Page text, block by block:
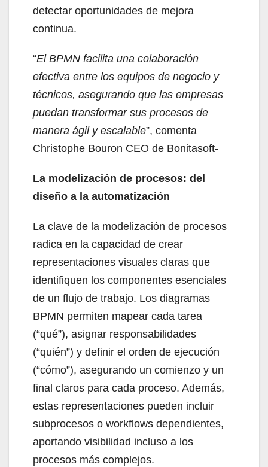
detectar oportunidades de mejora
continua.
“El BPMN facilita una colaboración
efectiva entre los equipos de negocio y
técnicos, asegurando que las empresas
puedan transformar sus procesos de
manera ágil y escalable”, comenta
Christophe Bouron CEO de Bonitasoft-
La modelización de procesos: del
diseño a la automatización
La clave de la modelización de procesos
radica en la capacidad de crear
representaciones visuales claras que
identifiquen los componentes esenciales
de un flujo de trabajo. Los diagramas
BPMN permiten mapear cada tarea
(“qué”), asignar responsabilidades
(“quién”) y definir el orden de ejecución
(“cómo”), asegurando un comienzo y un
final claros para cada proceso. Además,
estas representaciones pueden incluir
subprocesos o workflows dependientes,
aportando visibilidad incluso a los
procesos más complejos.